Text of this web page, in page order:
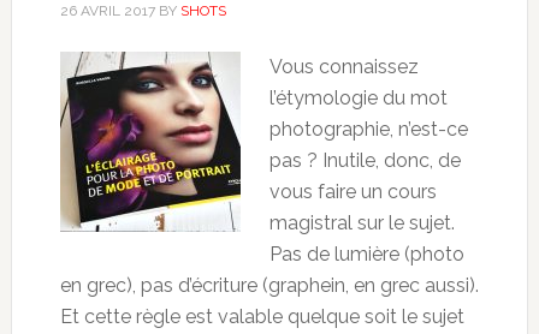
26 AVRIL 2017BY SHOTS
Vous connaissez
l’étymologie du mot
photographie, n’est-ce
pas ? Inutile, donc, de
vous faire un cours
magistral sur le sujet.
Pas de lumière (photo
en grec), pas d’écriture (graphein, en grec aussi).
Et cette règle est valable quelque soit le sujet